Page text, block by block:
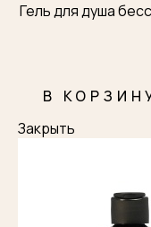
Гель для душа
В
Закрыть